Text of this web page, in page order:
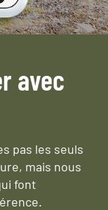
avec
pas les seuls
mais nous
font